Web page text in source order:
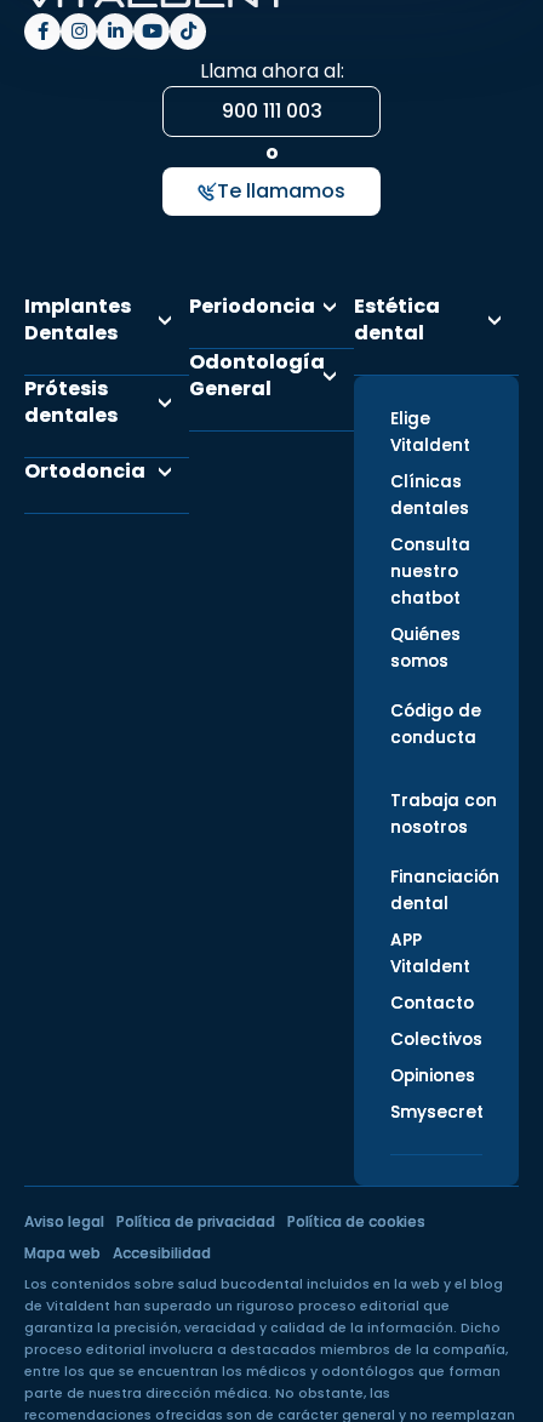
Llama ahora al:
900 111 003
o
Te llamamos
Implantes
Dentales
Prótesis
dentales
Ortodoncia
Periodoncia
Odontología
General
Estética
dental
Elige
Vitaldent
Clínicas
dentales
Consulta
nuestro
chatbot
Quiénes
somos
Código de
conducta
Trabaja con
nosotros
Financiación
dental
APP
Vitaldent
Contacto
Colectivos
Opiniones
Smysecret
Aviso legal Política de privacidad
Política de cookies
Mapa web
Accesibilidad
Los contenidos sobre salud bucodental incluidos en la web y el blog
de Vitaldent han superado un riguroso proceso editorial que
garantiza la precisión, veracidad y calidad de la información. Dicho
proceso editorial involucra a destacados miembros de la compañía,
entre los que se encuentran los médicos y odontólogos que forman
parte de nuestra dirección médica. No obstante, las
recomendaciones ofrecidas son de carácter general y no reemplazan